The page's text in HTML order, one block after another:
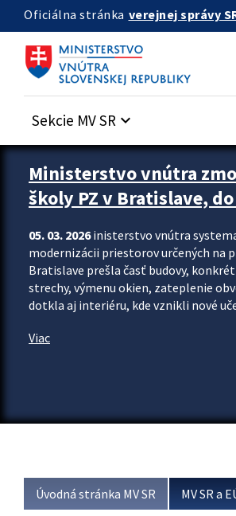
Preskocit na hlavný obsah
Oficiálna stránka verejnej správy
Sekcie MV SR keyboard_arrow_down
Ministerstvo vnútra
školy PZ v Bratislave,
05. 03. 2026inisterstvo vnútra
modernizácii priestorov určených na
Bratislave prešla časť budovy,
strechy, výmenu okien, zateplenie
dotkla aj interiéru, kde vznikli nové
Viac
Úvodná stránka MV SR MV SR a